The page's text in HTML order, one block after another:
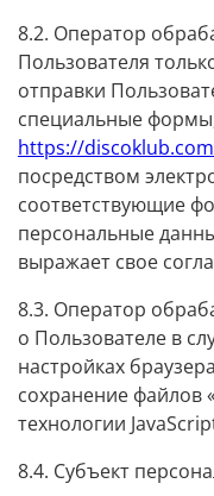
8.2. Оператор
Пользователя
отправки
специальные
https://
посредством
соответствующие
персональные
выражает свое
8.3. Оператор
о Пользователе в
настройках
сохранение файлов
технологии
8.4. Субъект